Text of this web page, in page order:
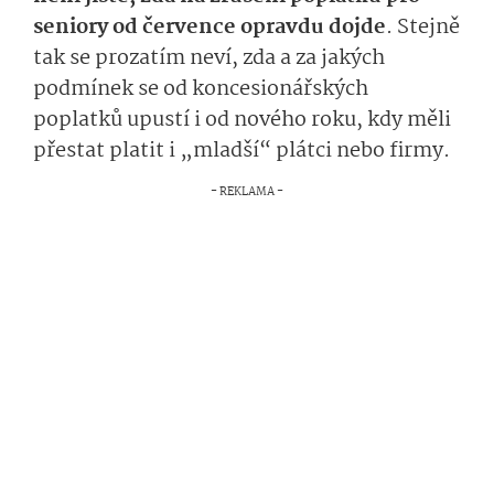
seniory od července opravdu dojde. Stejně
tak se prozatím neví, zda a za jakých
podmínek se od koncesionářských
poplatků upustí i od nového roku, kdy měli
přestat platit i „mladší“ plátci nebo firmy.